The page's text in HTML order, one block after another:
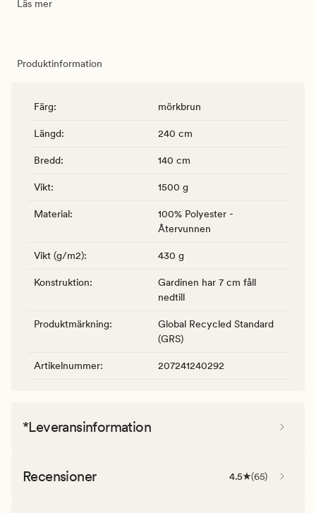
Läs mer
Produktinformation
Färg: mörkbrun
Längd: 240 cm
Bredd: 140 cm
Vikt: 1500 g
Material:
100% Polyester -
Återvunnen
Vikt (g/m2): 430 g
Konstruktion:
Gardinen har 7 cm fåll
nedtill
Produktmärkning:
Global Recycled Standard
(GRS)
Artikelnummer: 207241240292
*Leveransinformation
Recensioner 4.5 (65)